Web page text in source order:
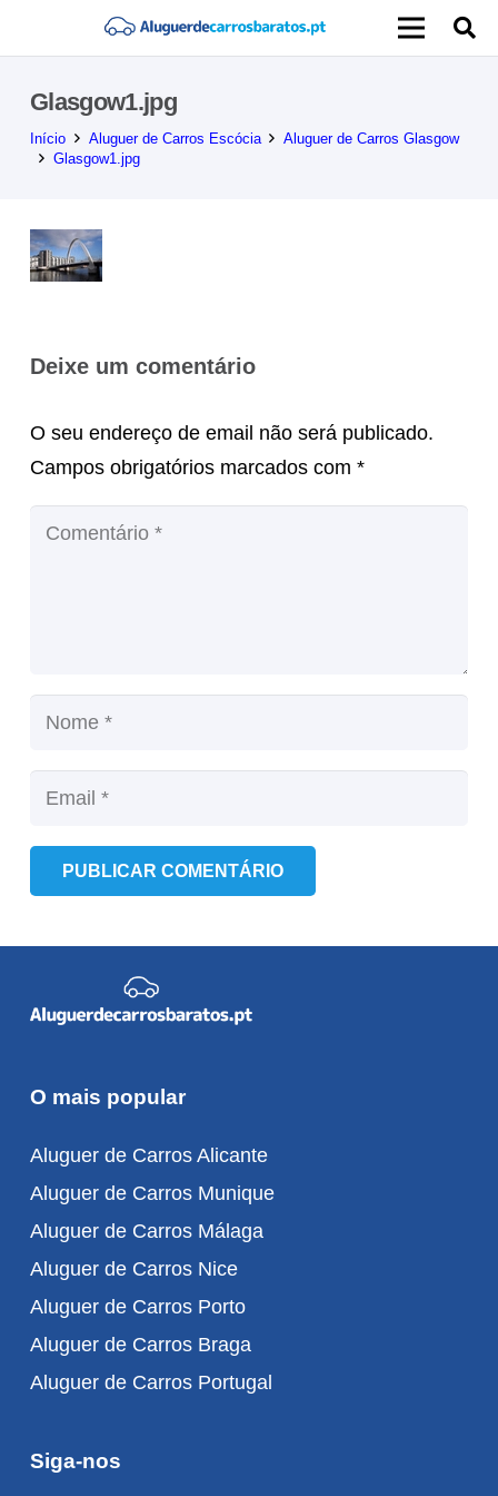
Glasgow1.jpg
Início Aluguer de Carros Escócia
Aluguer de Carros Glasgow
Glasgow1.jpg
Deixe um comentário
O seu endereço de email não será publicado.
Campos obrigatórios marcados com *
PUBLICAR COMENTÁRIO
O mais popular
Aluguer de Carros Alicante
Aluguer de Carros Munique
Aluguer de Carros Málaga
Aluguer de Carros Nice
Aluguer de Carros Porto
Aluguer de Carros Braga
Aluguer de Carros Portugal
Siga-nos